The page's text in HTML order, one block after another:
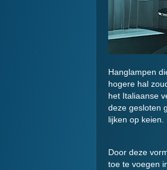
Hanglampen
hogere hal
het Italiaanse
deze gesloten
lijken op keien.
Door deze
toe te voegen